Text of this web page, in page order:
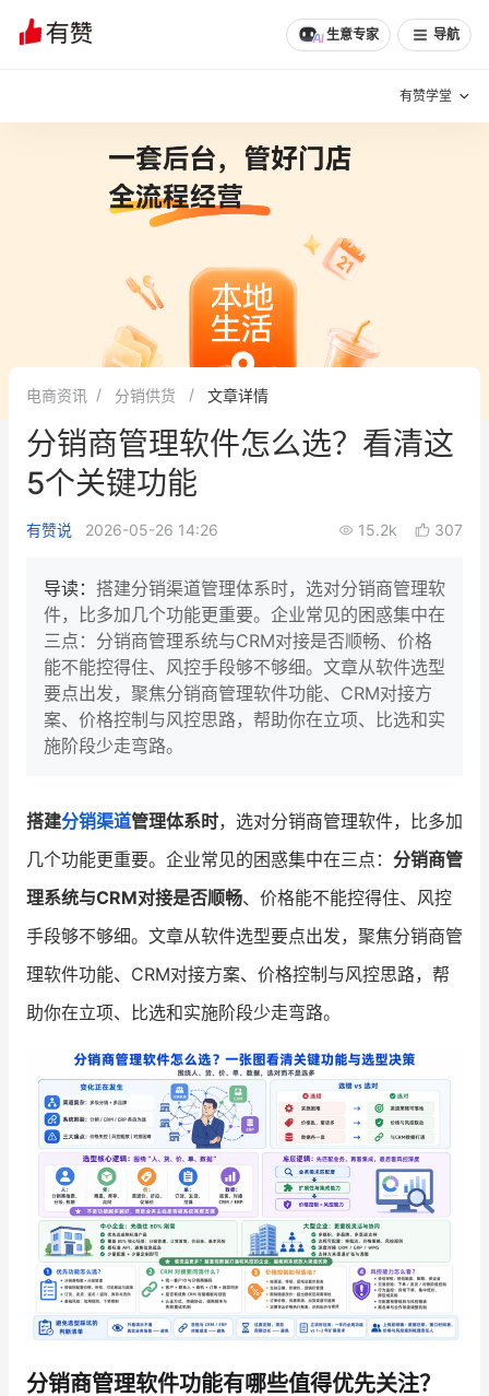
生意专家 导航
有赞学堂
增长方法
有赞专家说
新零售最佳实践
面对面聊增长
新零售大会
增长产品指南
智库 产品场景库
产品更新动态 帮助中心
品牌消费观 行业报告
新零售资讯
培训课程
私域课程 新零售内参
增长俱乐部 有赞商盟
商家社区 社群交流
合作共进
入驻有赞 认证代理商
认证服务商 设计服务商
有赞云 数据通服务
文章 问诊 分享
电商资讯 分销供货 文章详情
分销商管理软件怎么选？看清这
5个关键功能
有赞说 2026-05-26 14:26 15.2k 307
导读： 搭建分销渠道管理体系时，选对分销商管理软
件，比多加几个功能更重要。企业常见的困惑集中在
三点：分销商管理系统与CRM对接是否顺畅、价格
能不能控得住、风控手段够不够细。文章从软件选型
要点出发，聚焦分销商管理软件功能、CRM对接方
案、价格控制与风控思路，帮助你在立项、比选和实
施阶段少走弯路。
搭建分销渠道管理体系时，选对分销商管理软件，比多加
几个功能更重要。企业常见的困惑集中在三点： 分销商管
理系统与CRM对接是否顺畅、价格能不能控得住、风控
手段够不够细。文章从软件选型要点出发，聚焦分销商管
理软件功能、CRM对接方案、价格控制与风控思路，帮
助你在立项、比选和实施阶段少走弯路。
分销商管理软件功能有哪些值得优先关注？